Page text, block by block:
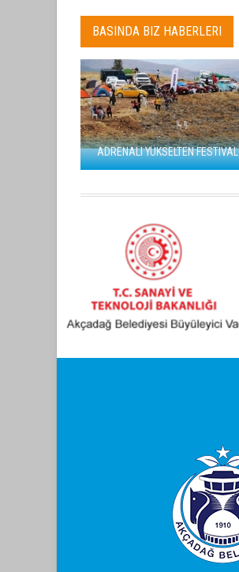
BASINDA BIZ HABERLERI
ADRENALI YÜKSELTEN FESTIVAL